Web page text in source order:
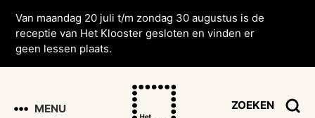
Van maandag 20 juli t/m zondag 30 augustus is de
receptie van Het Klooster gesloten en vinden er
geen lessen plaats.
MENU ZOEKEN